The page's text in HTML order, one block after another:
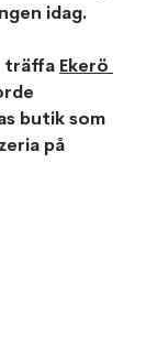
idag.
träffa Ekerö
butik som
på